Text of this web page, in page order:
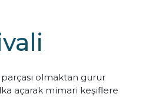
olmaktan gurur
açarak mimari keşiflere